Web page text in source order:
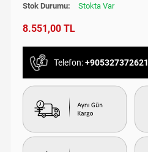
Stok Durumu: Stokta Var
8.551,00 TL
Telefon:+905327372621